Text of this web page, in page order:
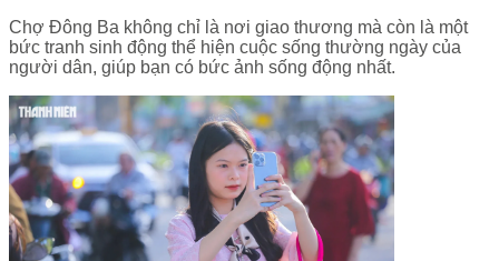
Chợ Đông Ba không chỉ là nơi giao thương mà còn là một
bức tranh sinh động thể hiện cuộc sống thường ngày của
người dân, giúp bạn có bức ảnh sống động nhất.